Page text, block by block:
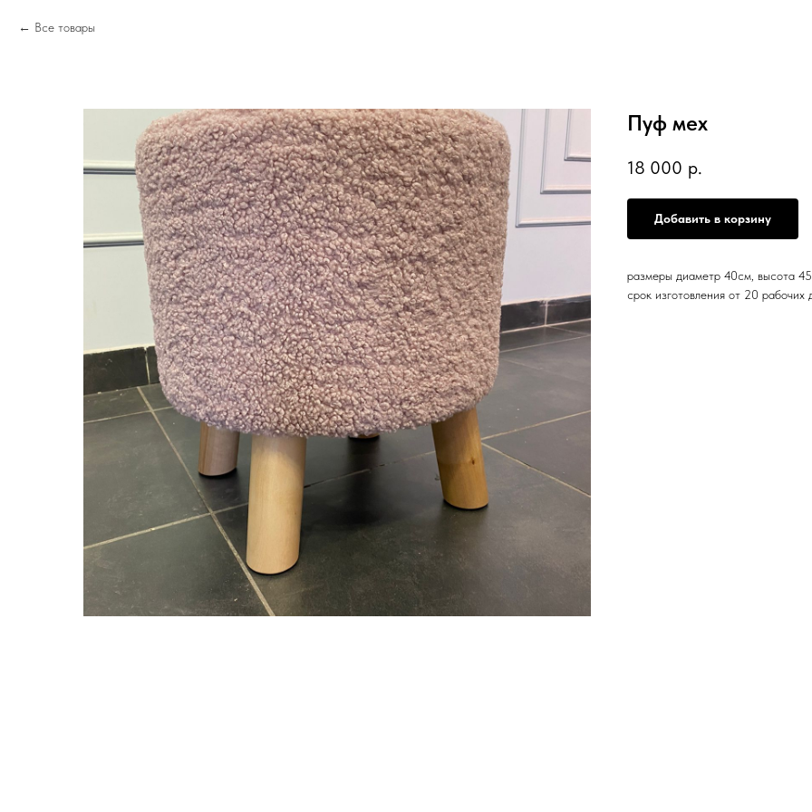
Все товары
Пуф мех
18 000 р.
Добавить в корзину
размеры диаметр 40см, высота
срок изготовления от 20 рабочих